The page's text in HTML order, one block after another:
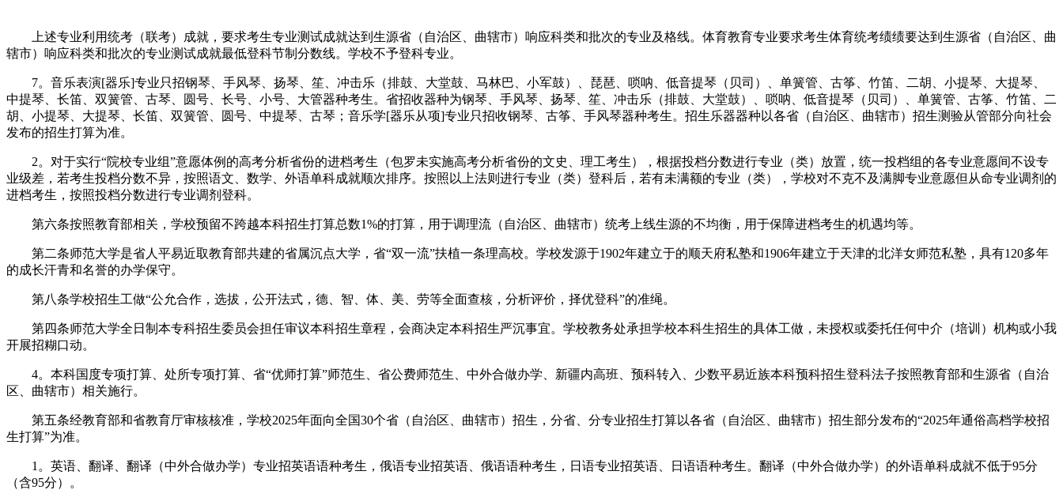
上述专业利用统考（联考）成就，要求考生专业测试成就达到生源省（自治区、曲辖市）响应科类和批次的专业及格线。体育教育专业要求考生体育统考绩绩要达到生源省（自治区、曲
辖市）响应科类和批次的专业测试成就最低登科节制分数线。学校不予登科专业。
7。音乐表演[器乐]专业只招钢琴、手风琴、扬琴、笙、冲击乐（排鼓、大堂鼓、马林巴、小军鼓）、琵琶、唢呐、低音提琴（贝司）、单簧管、古筝、竹笛、二胡、小提琴、大提琴、
中提琴、长笛、双簧管、古琴、圆号、长号、小号、大管器种考生。省招收器种为钢琴、手风琴、扬琴、笙、冲击乐（排鼓、大堂鼓）、唢呐、低音提琴（贝司）、单簧管、古筝、竹笛、二
胡、小提琴、大提琴、长笛、双簧管、圆号、中提琴、古琴；音乐学[器乐从项]专业只招收钢琴、古筝、手风琴器种考生。招生乐器器种以各省（自治区、曲辖市）招生测验从管部分向社会
发布的招生打算为准。
2。对于实行“院校专业组”意愿体例的高考分析省份的进档考生（包罗未实施高考分析省份的文史、理工考生），根据投档分数进行专业（类）放置，统一投档组的各专业意愿间不设专
业级差，若考生投档分数不异，按照语文、数学、外语单科成就顺次排序。按照以上法则进行专业（类）登科后，若有未满额的专业（类），学校对不克不及满脚专业意愿但从命专业调剂的
进档考生，按照投档分数进行专业调剂登科。
第六条按照教育部相关，学校预留不跨越本科招生打算总数1%的打算，用于调理流（自治区、曲辖市）统考上线生源的不均衡，用于保障进档考生的机遇均等。
第二条师范大学是省人平易近取教育部共建的省属沉点大学，省“双一流”扶植一条理高校。学校发源于1902年建立于的顺天府私塾和1906年建立于天津的北洋女师范私塾，具有120多年
的成长汗青和名誉的办学保守。
第八条学校招生工做“公允合作，选拔，公开法式，德、智、体、美、劳等全面查核，分析评价，择优登科”的准绳。
第四条师范大学全日制本专科招生委员会担任审议本科招生章程，会商决定本科招生严沉事宜。学校教务处承担学校本科生招生的具体工做，未授权或委托任何中介（培训）机构或小我
开展招糊口动。
4。本科国度专项打算、处所专项打算、省“优师打算”师范生、省公费师范生、中外合做办学、新疆内高班、预科转入、少数平易近族本科预科招生登科法子按照教育部和生源省（自治
区、曲辖市）相关施行。
第五条经教育部和省教育厅审核核准，学校2025年面向全国30个省（自治区、曲辖市）招生，分省、分专业招生打算以各省（自治区、曲辖市）招生部分发布的“2025年通俗高档学校招
生打算”为准。
1。英语、翻译、翻译（中外合做办学）专业招英语语种考生，俄语专业招英语、俄语语种考生，日语专业招英语、日语语种考生。翻译（中外合做办学）的外语单科成就不低于95分
（含95分）。